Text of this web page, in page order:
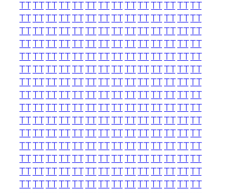
TTTTTTTTTTTTTTTTTTTTTTTTTTTT
TTTTTTTTTTTTTTTTTTTTTTTTTTTT
TTTTTTTTTTTTTTTTTTTTTTTTTTTT
TTTTTTTTTTTTTTTTTTTTTTTTTTTT
TTTTTTTTTTTTTTTTTTTTTTTTTTTT
TTTTTTTTTTTTTTTTTTTTTTTTTTTT
TTTTTTTTTTTTTTTTTTTTTTTTTTTT
TTTTTTTTTTTTTTTTTTTTTTTTTTTT
TTTTTTTTTTTTTTTTTTTTTTTTTTTT
TTTTTTTTTTTTTTTTTTTTTTTTTTTT
TTTTTTTTTTTTTTTTTTTTTTTTTTTT
TTTTTTTTTTTTTTTTTTTTTTTTTTTT
TTTTTTTTTTTTTTTTTTTTTTTTTTTT
TTTTTTTTTTTTTTTTTTTTTTTTTTTT
TTTTTTTTTTTTTTTTTTTTTTTTTTTT